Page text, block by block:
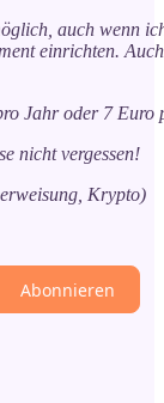
auch wenn
einrichten.
Jahr oder 7 Euro
nicht vergessen!
Krypto)
Abonnieren